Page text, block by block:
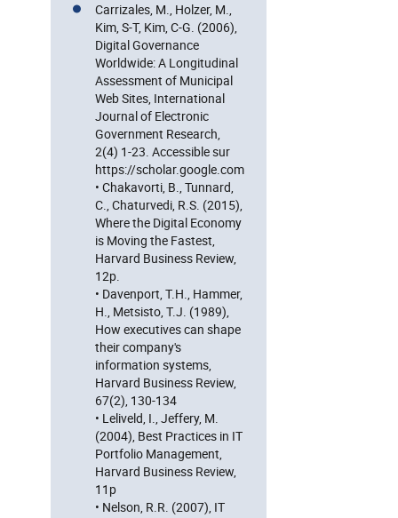
Carrizales, M., Holzer, M.,
Kim, S-T, Kim, C-G. (2006),
Digital Governance
Worldwide: A Longitudinal
Assessment of Municipal
Web Sites, International
Journal of Electronic
Government Research,
2(4) 1-23. Accessible sur
https://scholar.google.com
• Chakavorti, B., Tunnard,
C., Chaturvedi, R.S. (2015),
Where the Digital Economy
is Moving the Fastest,
Harvard Business Review,
12p.
• Davenport, T.H., Hammer,
H., Metsisto, T.J. (1989),
How executives can shape
their company's
information systems,
Harvard Business Review,
67(2), 130-134
• Leliveld, I., Jeffery, M.
(2004), Best Practices in IT
Portfolio Management,
Harvard Business Review,
11p
• Nelson, R.R. (2007), IT